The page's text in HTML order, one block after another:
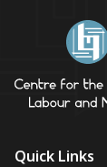
Quick Links